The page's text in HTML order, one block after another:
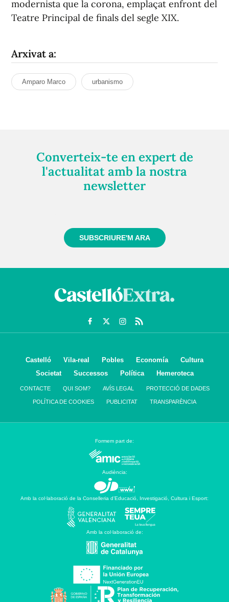
modernista que la corona, emplaçat enfront del
Teatre Principal de finals del segle XIX.
Arxivat a:
Amparo Marco urbanismo
Converteix-te en expert de
l'actualitat amb la nostra
newsletter
SUBSCRIURE'M ARA
Castelló Vila-real Pobles Economía
Cultura
Societat
Successos Política Hemeroteca
CONTACTE QUI SOM? AVÍS LEGAL PROTECCIÓ DE DADES
POLÍTICA DE COOKIES PUBLICITAT TRANSPARÈNCIA
Formem part de:
Audiència:
Amb la col·laboració de la Conselleria d’Educació, Investigació, Cultura i Esport:
Amb la col·laboració de: